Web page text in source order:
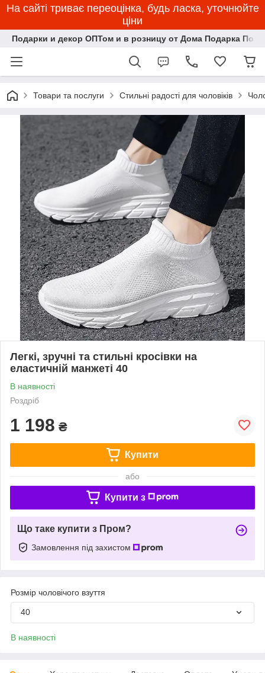
На сайті триває переоцінка, будь ласка, уточнюйте
ціни
Подарки и декор ОПТом и в розницу от Дома Подарка
Товари та послуги Стильні радості для чоловіків
Легкі, зручні та стильні кросівки на
еластичній манжеті 40
В наявності
Роздріб
1 198 ₴
Купити
або
Купити з
Що таке купити з Пром?
Замовлення під захистом
Розмір чоловічого взуття
40
В наявності